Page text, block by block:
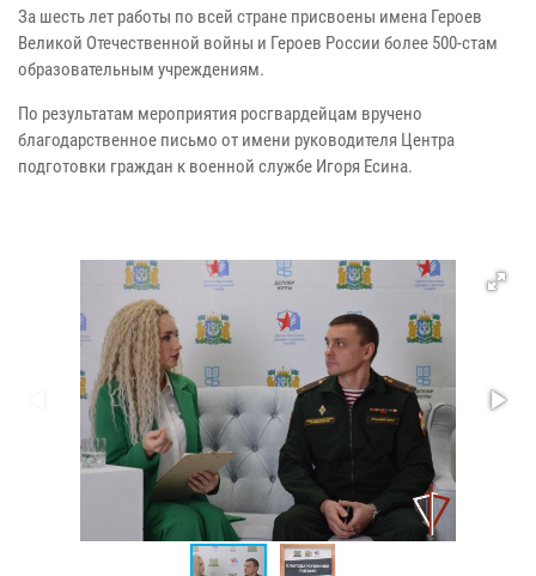
За шесть лет работы по всей стране присвоены имена Героев
Великой Отечественной войны и Героев России более 500-стам
образовательным учреждениям.
По результатам мероприятия росгвардейцам вручено
благодарственное письмо от имени руководителя Центра
подготовки граждан к военной службе Игоря Есина.